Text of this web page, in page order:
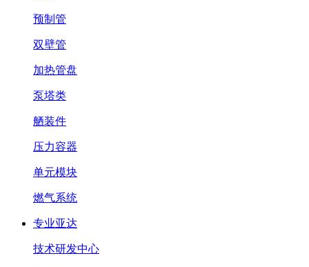
预制管
双壁管
加热管盘
泵塔类
舾装件
压力容器
单元模块
燃气系统
专业亚达
技术研发中心